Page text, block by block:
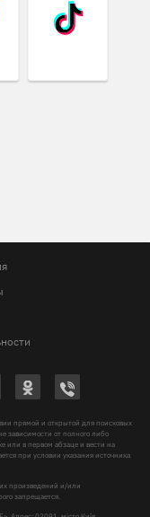
прямой и открытой для поисковых
зависимости от полного либо
или в первом абзаце и вести на
при условии указания источника
произведений и/или
запрещается.